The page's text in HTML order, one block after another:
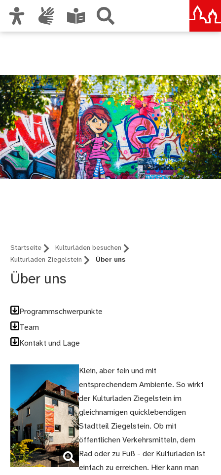
Startseite
Kulturläden besuchen
Kulturladen Ziegelstein
Über uns
Über uns
Programmschwerpunkte
Team
Kontakt und Lage
(Bild
vergrößern)
Klein, aber fein und mit
entsprechendem Ambiente. So wirkt
der Kulturladen Ziegelstein im
gleichnamigen quicklebendigen
Stadtteil Ziegelstein. Ob mit
öffentlichen Verkehrsmitteln, dem
Rad oder zu Fuß - der Kulturladen ist
einfach zu erreichen. Hier kann man